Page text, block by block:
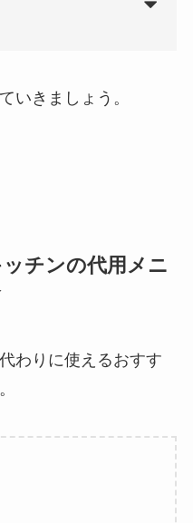
いきましょう。
チンの代用メニ
わりに使えるおすす